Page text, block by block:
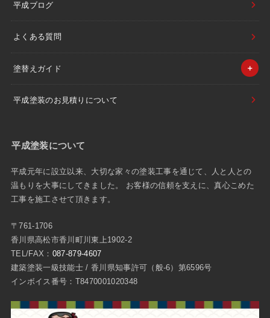
平成ブログ
よくある質問
塗替えガイド
平成塗装のお見積りについて
平成塗装について
平成元年に設立以来、大切な家々の塗装工事を通じて、人と人との
温もりを大事にしてきました。 お客様の信頼を支えに、真心こめた
工事を施工させて頂きます。
〒761-1706
香川県高松市香川町川東上1902-2
TEL/FAX： 087-879-4607
建築塗装一級技能士 / 香川県知事許可（般-6）第6596号
インボイス番号：T8470001020348